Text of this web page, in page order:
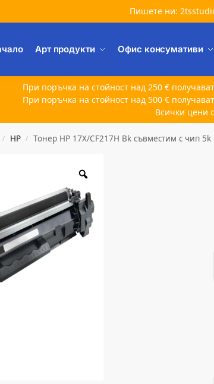
Пишете ни:
Арт продукти Офис консумативи
При поръчка на стойност над 250 €
При поръчка на стойност над 500 €
Всички цени
/ HP / Тонер HP 17X/CF217H Bk съвместим с чип 5k